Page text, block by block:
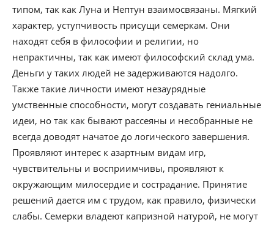
типом, так как Луна и Нептун взаимосвязаны. Мягкий
характер, уступчивость присущи семеркам. Они
находят себя в философии и религии, но
непрактичны, так как имеют философский склад ума.
Деньги у таких людей не задерживаются надолго.
Также такие личности имеют незаурядные
умственные способности, могут создавать гениальные
идеи, но так как бывают рассеяны и несобранные не
всегда доводят начатое до логического завершения.
Проявляют интерес к азартным видам игр,
чувствительны и восприимчивы, проявляют к
окружающим милосердие и сострадание. Принятие
решений дается им с трудом, как правило, физически
слабы. Семерки владеют капризной натурой, не могут